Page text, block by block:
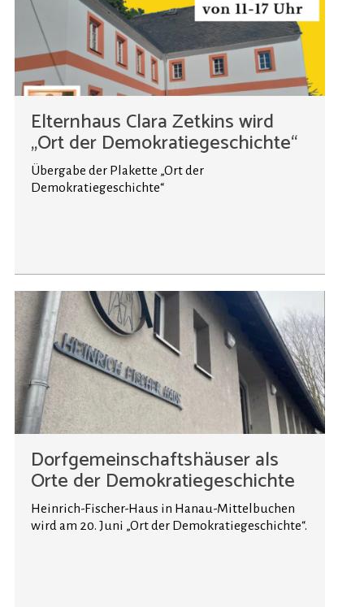
Elternhaus Clara Zetkins wird
„Ort der Demokratiegeschichte“
Übergabe der Plakette „Ort der
Demokratiegeschichte“
Dorfgemeinschaftshäuser als
Orte der Demokratiegeschichte
Heinrich-Fischer-Haus in Hanau-Mittelbuchen
wird am 20. Juni „Ort der Demokratiegeschichte“.